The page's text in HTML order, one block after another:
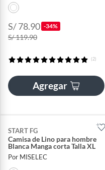
S/ 78.90 -34%
S/ 119.90
(2)
Agregar
START FG
Camisa de Lino para hombre
Blanca Manga corta Talla XL
Por MISELEC